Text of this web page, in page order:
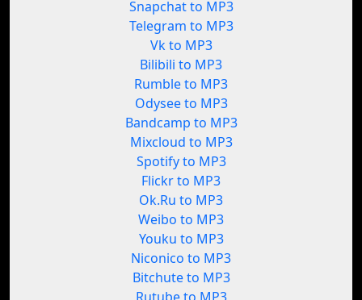
Snapchat to MP3
Telegram to MP3
Vk to MP3
Bilibili to MP3
Rumble to MP3
Odysee to MP3
Bandcamp to MP3
Mixcloud to MP3
Spotify to MP3
Flickr to MP3
Ok.Ru to MP3
Weibo to MP3
Youku to MP3
Niconico to MP3
Bitchute to MP3